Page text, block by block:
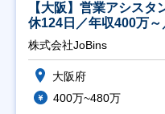
【大阪】営業アシス
休124日／年収400万～
株式会社JoBins
大阪府
400万~480万